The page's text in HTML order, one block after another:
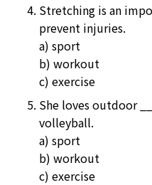
Stretching is an
prevent injuries.
a) sport
b) workout
c) exercise
She loves outdoor
volleyball.
a) sport
b) workout
c) exercise